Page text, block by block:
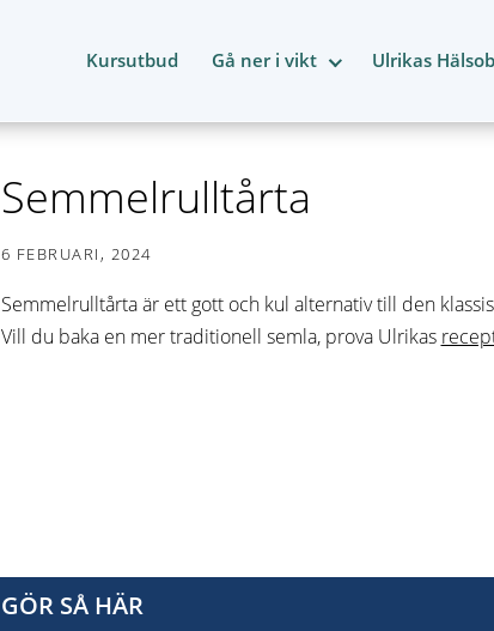
Kursutbud Gå ner i vikt Ulrikas
Semmelrulltårta
6 FEBRUARI, 2024
Semmelrulltårta är ett gott och kul alternativ till den
Vill du baka en mer traditionell semla, prova Ulrikas
GÖR SÅ HÄR